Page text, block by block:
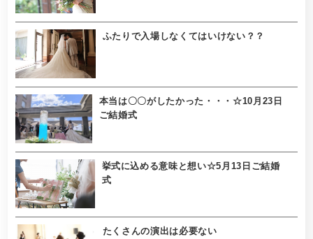
ふたりで入場しなくてはいけない？？
本当は〇〇がしたかった・・・☆10月23日
ご結婚式
挙式に込める意味と想い☆5月13日ご結婚
式
たくさんの演出は必要ない